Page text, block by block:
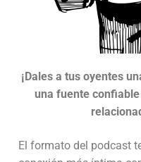
¡Dales a tus oyentes
una fuente
El formato del podcast